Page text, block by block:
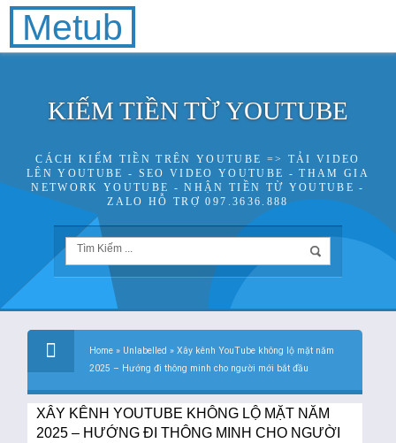
Metub
KIẾM TIỀN TỪ YOUTUBE
CÁCH KIẾM TIỀN TRÊN YOUTUBE => TẢI VIDEO
LÊN YOUTUBE - SEO VIDEO YOUTUBE - THAM GIA
NETWORK YOUTUBE - NHẬN TIỀN TỪ YOUTUBE -
ZALO HỖ TRỢ 097.3636.888
Home » Unlabelled »Xây kênh YouTube không lộ mặt năm
2025 – Hướng đi thông minh cho người mới bắt đầu
XÂY KÊNH YOUTUBE KHÔNG LỘ MẶT NĂM
2025 – HƯỚNG ĐI THÔNG MINH CHO NGƯỜI